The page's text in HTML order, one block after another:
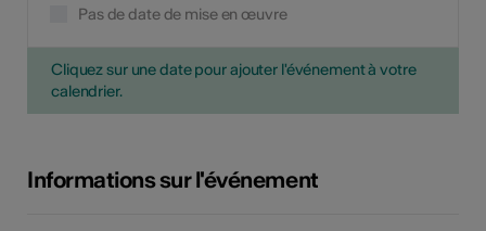
Pas de date de mise en œuvre
Cliquez sur une date pour ajouter l'événement à votre
calendrier.
Informations sur l'événement